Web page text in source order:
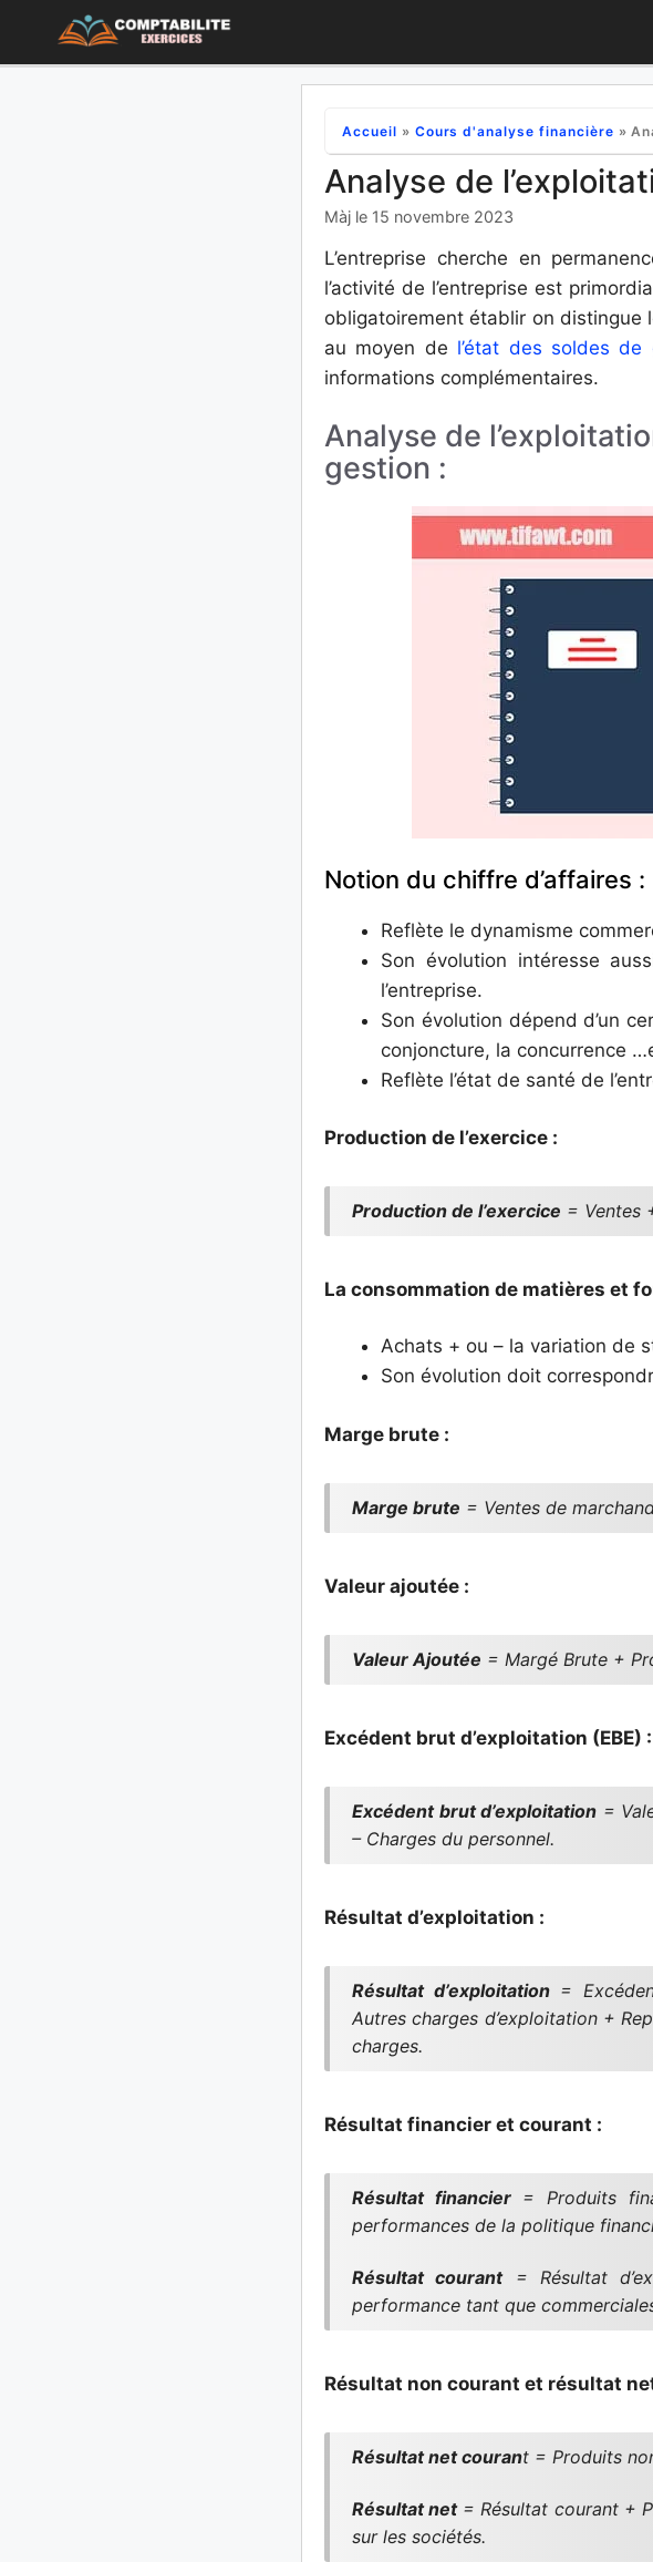
contenu
Accueil » Cours d'analyse financière »
Analyse de
Màj le 15 novembre 2023
L’entreprise cherche en
l’activité de l’entreprise est
obligatoirement établir on distingue
au moyen de l’état des soldes de
informations complémentaires.
Analyse de
gestion :
Notion du chiffre d’affaires :
Reflète le dynamisme
Son évolution intéresse
l’entreprise.
Son évolution dépend d’un
conjoncture, la concurrence
Reflète l’état de santé de
Production de l’exercice :
Production de l’exercice = Ventes
La consommation de matières et
Achats + ou – la variation de
Son évolution doit
Marge brute :
Marge brute = Ventes de
Valeur ajoutée :
Valeur Ajoutée = Margé Brute +
Excédent brut d’exploitation (EBE) :
Excédent brut d’exploitation =
– Charges du personnel.
Résultat d’exploitation :
Résultat d’exploitation=
Autres charges d’exploitation +
charges.
Résultat financier et courant :
Résultat financier= Produits
performances de la politique
Résultat courant= Résultat
performance tant que
Résultat non courant et résultat
Résultat net courant = Produits
Résultat net= Résultat courant +
sur les sociétés.